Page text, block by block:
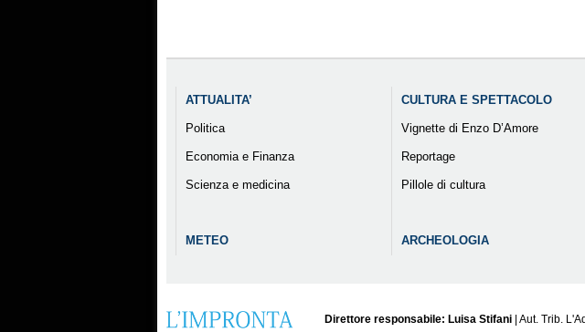
ATTUALITA’
Politica
Economia e Finanza
Scienza e medicina
METEO
CULTURA E SPETTACOLO
Vignette di Enzo D’Amore
Reportage
Pillole di cultura
ARCHEOLOGIA
Direttore responsabile: Luisa Stifani | Aut. Trib.